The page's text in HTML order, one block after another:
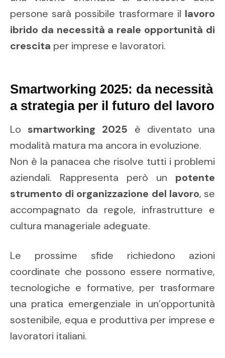
persone sarà possibile trasformare il lavoro
ibrido da necessità a reale opportunità di
crescita per imprese e lavoratori.
Smartworking 2025: da necessità
a strategia per il futuro del lavoro
Lo smartworking 2025 è diventato una
modalità matura ma ancora in evoluzione.
Non è la panacea che risolve tutti i problemi
aziendali. Rappresenta però un potente
strumento di organizzazione del lavoro, se
accompagnato da regole, infrastrutture e
cultura manageriale adeguate.
Le prossime sfide richiedono azioni
coordinate che possono essere normative,
tecnologiche e formative, per trasformare
una pratica emergenziale in un’opportunità
sostenibile, equa e produttiva per imprese e
lavoratori italiani.